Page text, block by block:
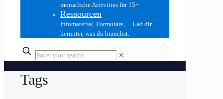
monatliche Activities für 15+
Ressourcen
Infomaterial, Formulare, ... Lad dir
herunter, was du brauchst.
✕
Tags